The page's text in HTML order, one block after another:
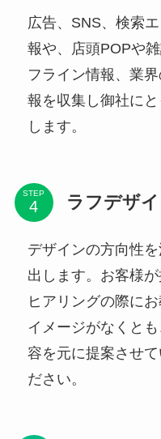
広告、SNS、検索
報や、店頭POPや
フライン情報、業
報を収集し御社に
します。
STEP ラフデザ
デザインの方向性
出します。お客様
ヒアリングの際に
イメージがなくと
容を元に提案させ
ださい。